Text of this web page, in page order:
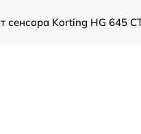
сенсора Korting HG 645